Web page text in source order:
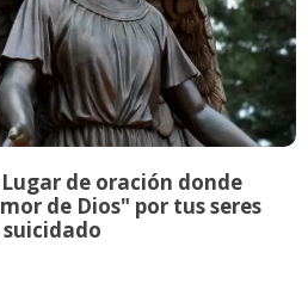
de oración donde
de Dios" por tus seres